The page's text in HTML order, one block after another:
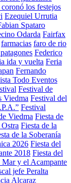
los festejos
Ezequiel Urrutia
Spataro
Odarda Fairfax
farmacias faro de rio
Federico
ida y vuelta Feria
Fernando
Todo Eventos
Festival de
Viedma Festival del
Festival
Viedma Fiesta de
Fiesta de la
de la Soberanía
2026 Fiesta del
2018 Fiesta del
y el Acampante
jefe Peralta
Alcaraz